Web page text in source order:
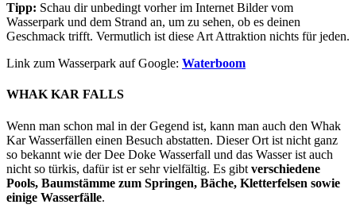
Tipp: Schau dir unbedingt vorher im Internet Bilder vom
Wasserpark und dem Strand an, um zu sehen, ob es deinen
Geschmack trifft. Vermutlich ist diese Art Attraktion nichts für jeden.
Link zum Wasserpark auf Google: Waterboom
WHAK KAR FALLS
Wenn man schon mal in der Gegend ist, kann man auch den Whak
Kar Wasserfällen einen Besuch abstatten. Dieser Ort ist nicht ganz
so bekannt wie der Dee Doke Wasserfall und das Wasser ist auch
nicht so türkis, dafür ist er sehr vielfältig. Es gibt verschiedene
Pools, Baumstämme zum Springen, Bäche, Kletterfelsen sowie
einige Wasserfälle.